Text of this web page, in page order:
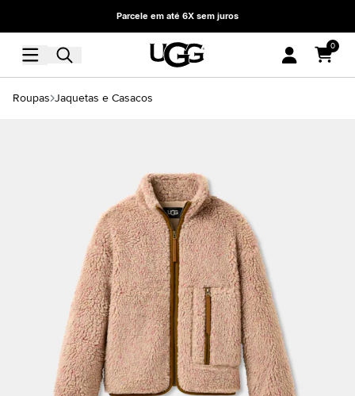
Parcele em até 6X sem juros
0
Roupas Jaquetas e Casacos